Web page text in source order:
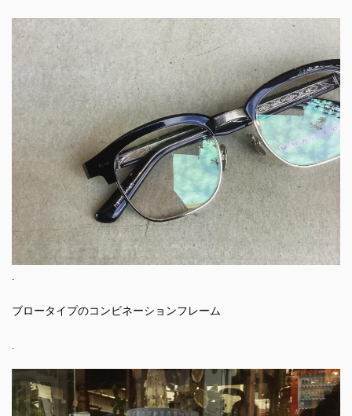
.
ブロータイプのコンビネーションフレーム
.